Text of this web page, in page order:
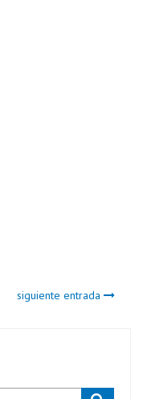
siguiente entrada